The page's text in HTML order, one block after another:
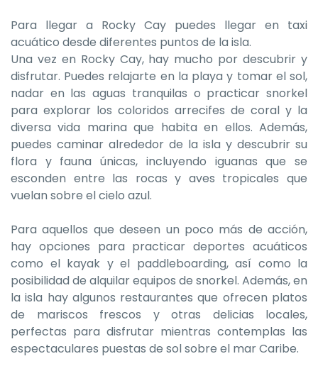
Para llegar a Rocky Cay puedes llegar en taxi
acuático desde diferentes puntos de la isla.
Una vez en Rocky Cay, hay mucho por descubrir y
disfrutar. Puedes relajarte en la playa y tomar el sol,
nadar en las aguas tranquilas o practicar snorkel
para explorar los coloridos arrecifes de coral y la
diversa vida marina que habita en ellos. Además,
puedes caminar alrededor de la isla y descubrir su
flora y fauna únicas, incluyendo iguanas que se
esconden entre las rocas y aves tropicales que
vuelan sobre el cielo azul.
Para aquellos que deseen un poco más de acción,
hay opciones para practicar deportes acuáticos
como el kayak y el paddleboarding, así como la
posibilidad de alquilar equipos de snorkel. Además, en
la isla hay algunos restaurantes que ofrecen platos
de mariscos frescos y otras delicias locales,
perfectas para disfrutar mientras contemplas las
espectaculares puestas de sol sobre el mar Caribe.